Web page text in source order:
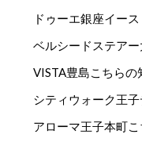
ドゥーエ銀座イー
ベルシードステア
VISTA豊島こちらの
シティウォーク王
アローマ王子本町